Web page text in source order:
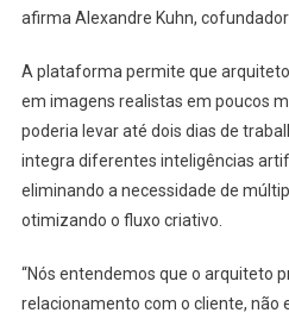
afirma Alexandre Kuhn,
A plataforma permite que
em imagens realistas em poucos
poderia levar até dois dias de
integra diferentes inteligências
eliminando a necessidade de
otimizando o fluxo criativo.
“Nós entendemos que o arquiteto
relacionamento com o cliente, não